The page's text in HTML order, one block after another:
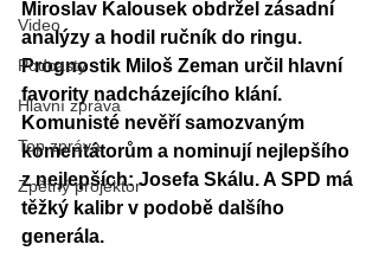
Video
Podcasty
Hlavní zpráva
Top zpráva
Zpětný projektor
Miroslav Kalousek obdržel zásadní
analýzy a hodil ručník do ringu.
Prognostik Miloš Zeman určil hlavní
favority nadcházejícího klání.
Komunisté nevěří samozvaným
komentátorům a nominují nejlepšího
z nejlepších: Josefa Skálu. A SPD má
těžký kalibr v podobě dalšího
generála.